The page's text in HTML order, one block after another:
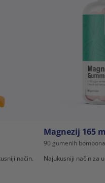
način.
Magnezij 165
90 gumenih
Najukusniji način za